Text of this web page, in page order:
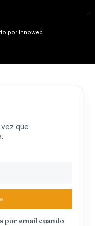
por Innoweb
vez que
por email cuando